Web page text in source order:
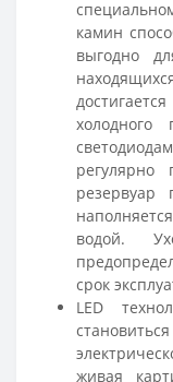
камин
выгодно
резервуар
водой.
срок
LED
живая